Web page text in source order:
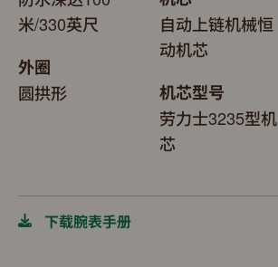
米/330英尺
外圈
圆拱形
自动上链机械恒
动机芯
机芯型号
劳力士3235型机
芯
下载腕表手册